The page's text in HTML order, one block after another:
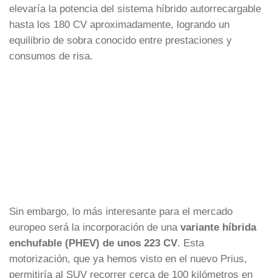
elevaría la potencia del sistema híbrido autorrecargable
hasta los 180 CV aproximadamente, logrando un
equilibrio de sobra conocido entre prestaciones y
consumos de risa.
Sin embargo, lo más interesante para el mercado
europeo será la incorporación de una variante híbrida
enchufable (PHEV) de unos 223 CV. Esta
motorización, que ya hemos visto en el nuevo Prius,
permitiría al SUV recorrer cerca de 100 kilómetros en